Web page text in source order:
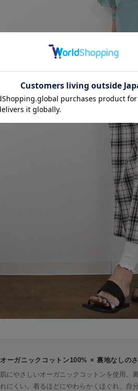
オーガニックコットン100% × 裏地なしの
肌にやさしいオーガニックコットンを使用。
れにくい。着るほどにやわらかくほぐれ、自